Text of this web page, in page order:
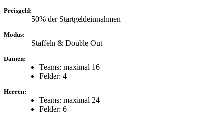
Preisgeld:
50% der Startgeldeinnahmen
Modus:
Staffeln & Double Out
Damen:
Teams: maximal 16
Felder: 4
Herren:
Teams: maximal 24
Felder: 6